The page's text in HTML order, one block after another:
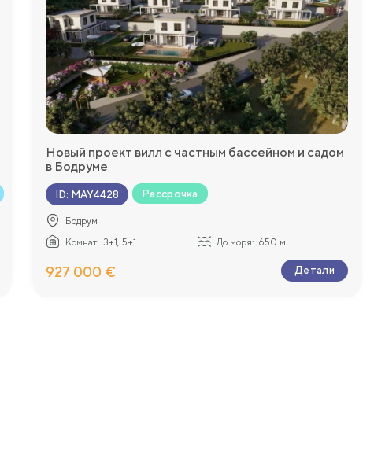
Новый проект вилл с частным бассейном и садом
в Бодруме
ID: MAY4428 Рассрочка
Бодрум
Комнат: 3+1, 5+1 До моря: 650 м
927 000 € Детали